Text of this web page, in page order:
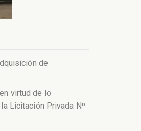
de
virtud de lo
Licitación Privada Nº